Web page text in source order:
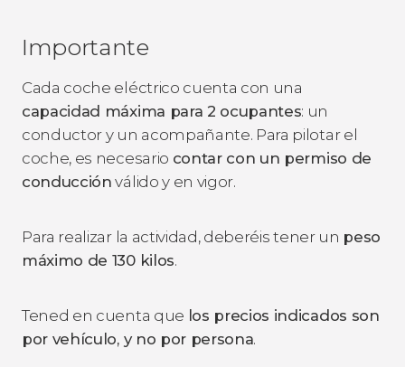
Importante
Cada coche eléctrico cuenta con una
capacidad máxima para 2 ocupantes: un
conductor y un acompañante. Para pilotar el
coche, es necesario contar con un permiso de
conducción válido y en vigor.
Para realizar la actividad, deberéis tener un peso
máximo de 130 kilos.
Tened en cuenta que los precios indicados son
por vehículo, y no por persona.